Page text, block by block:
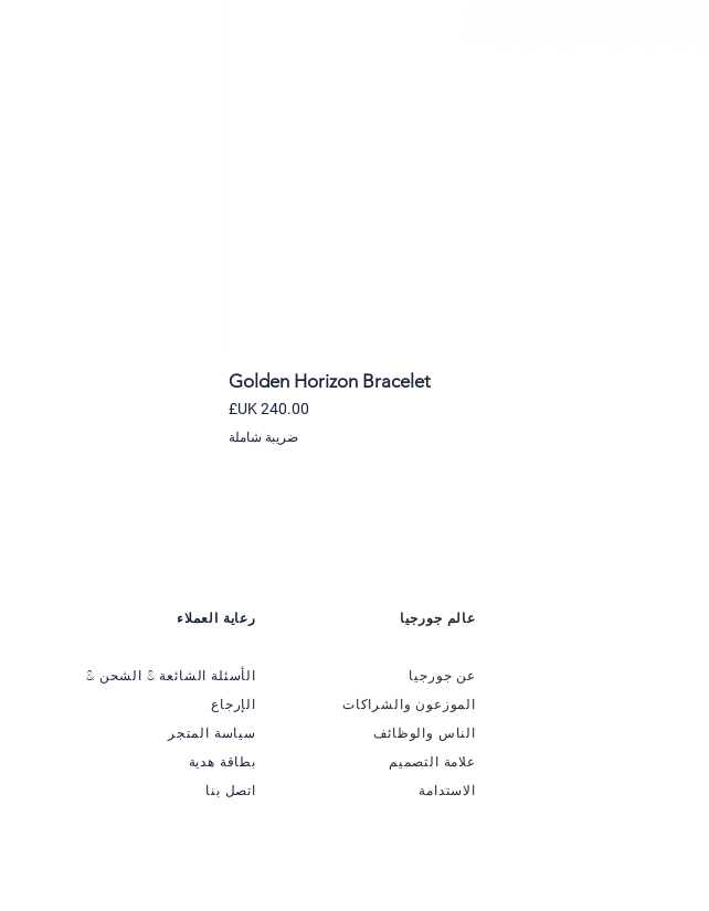
Golden Horizon Bracelet
السعر
ضريبة شاملة
رعاية العملاء
الأسئلة الشائعة & الشحن &
الإرجاع
سياسة المتجر
بطاقة هدية
اتصل بنا
عالم جورجيا
عن جورجيا
الموزعون والشراكات
الناس والوظائف
علامة التصميم
الاستدامة